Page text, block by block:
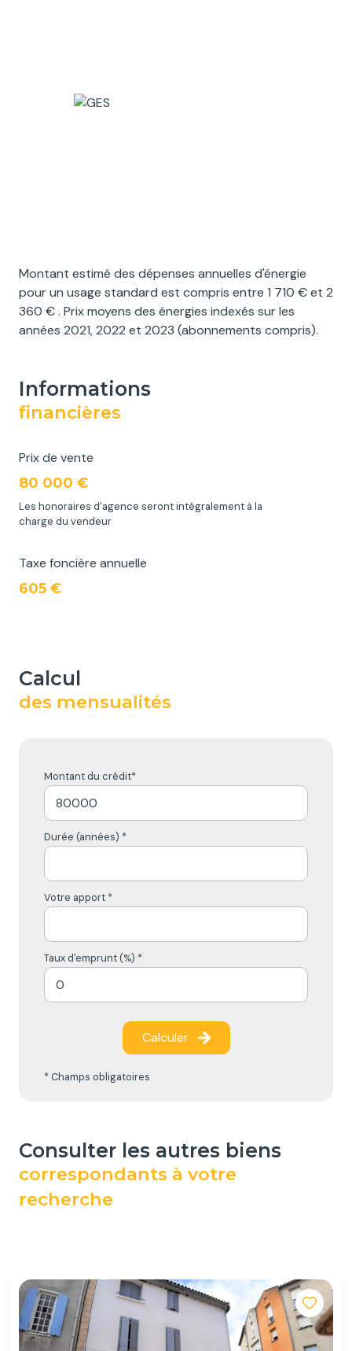
Montant estimé des dépenses annuelles d'énergie
pour un usage standard est compris entre 1 710 € et 2
360 € . Prix moyens des énergies indexés sur les
années 2021, 2022 et 2023 (abonnements compris).
informations
financières
Prix de vente
80 000 €
Les honoraires d'agence seront intégralement à la
charge du vendeur
Taxe foncière annuelle
605 €
calcul
des mensualités
Montant du crédit*
Durée (années) *
Votre apport *
Taux d'emprunt (%) *
Calculer
* Champs obligatoires
consulter les autres biens
correspondants à votre
recherche